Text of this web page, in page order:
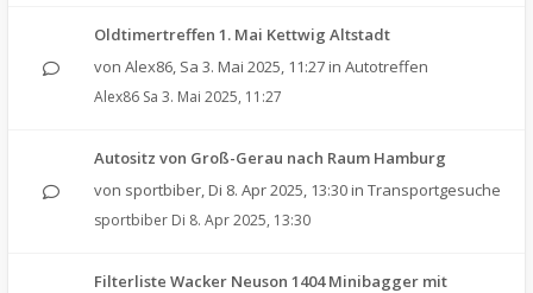
Oldtimertreffen 1. Mai Kettwig Altstadt
von Alex86, Sa 3. Mai 2025, 11:27 in Autotreffen
Alex86 Sa 3. Mai 2025, 11:27
Autositz von Groß-Gerau nach Raum Hamburg
von sportbiber, Di 8. Apr 2025, 13:30 in Transportgesuche
sportbiber Di 8. Apr 2025, 13:30
Filterliste Wacker Neuson 1404 Minibagger mit